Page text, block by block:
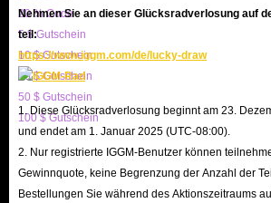
20 % Code
5 $ Gutschein
10 $ Gutschein
20 $ Gutschein
50 $ Gutschein
100 $ Gutschein
Nehmen Sie an dieser Glücksradverlosung auf
teil:
https://www.iggm.com/de/lucky-draw
1. Diese Glücksradverlosung beginnt am 23.
und endet am 1. Januar 2025 (UTC-08:00).
2. Nur registrierte IGGM-Benutzer können
Gewinnquote, keine Begrenzung der Anzahl der
Bestellungen Sie während des Aktionszeitraums